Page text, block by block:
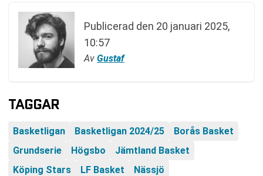
Publicerad den 20 januari 2025,
10:57
Av Gustaf
TAGGAR
Basketligan Basketligan 2024/25
Borås Basket
Grundserie
Högsbo
Jämtland Basket
Köping Stars
LF Basket
Nässjö